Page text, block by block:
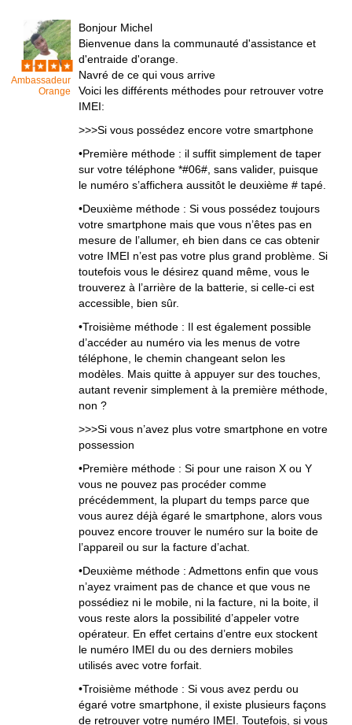
Ambassadeur
Orange
Bonjour Michel
Bienvenue dans la communauté d'assistance et
d'entraide d'orange.
Navré de ce qui vous arrive
Voici les différents méthodes pour retrouver votre
IMEI:
>>>Si vous possédez encore votre smartphone
•Première méthode : il suffit simplement de taper
sur votre téléphone *#06#, sans valider, puisque
le numéro s’affichera aussitôt le deuxième # tapé.
•Deuxième méthode : Si vous possédez toujours
votre smartphone mais que vous n’êtes pas en
mesure de l’allumer, eh bien dans ce cas obtenir
votre IMEI n’est pas votre plus grand problème. Si
toutefois vous le désirez quand même, vous le
trouverez à l’arrière de la batterie, si celle-ci est
accessible, bien sûr.
•Troisième méthode : Il est également possible
d’accéder au numéro via les menus de votre
téléphone, le chemin changeant selon les
modèles. Mais quitte à appuyer sur des touches,
autant revenir simplement à la première méthode,
non ?
>>>Si vous n’avez plus votre smartphone en votre
possession
•Première méthode : Si pour une raison X ou Y
vous ne pouvez pas procéder comme
précédemment, la plupart du temps parce que
vous aurez déjà égaré le smartphone, alors vous
pouvez encore trouver le numéro sur la boite de
l’appareil ou sur la facture d’achat.
•Deuxième méthode : Admettons enfin que vous
n’ayez vraiment pas de chance et que vous ne
possédiez ni le mobile, ni la facture, ni la boite, il
vous reste alors la possibilité d’appeler votre
opérateur. En effet certains d’entre eux stockent
le numéro IMEI du ou des derniers mobiles
utilisés avec votre forfait.
•Troisième méthode : Si vous avez perdu ou
égaré votre smartphone, il existe plusieurs façons
de retrouver votre numéro IMEI. Toutefois, si vous